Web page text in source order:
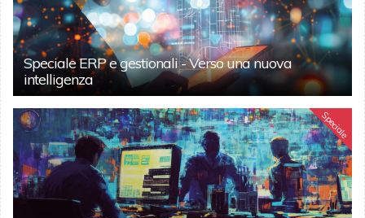
Speciale ERP e gestionali - Verso una nuova
intelligenza
Speciale